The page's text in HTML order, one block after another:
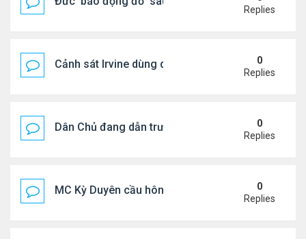
Replies
Cảnh sát Irvine dùng drone bắt kẻ trộm trong
0
Replies
Dân Chủ đang dẫn trước Cộng Hòa trong các
0
Replies
MC Kỳ Duyên cầu hôn lại chồng cũ
0
Replies